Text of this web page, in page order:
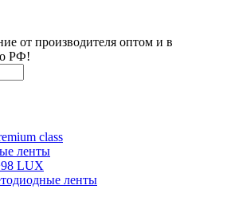
от производителя оптом и в
РФ!
class
ленты
LUX
ленты